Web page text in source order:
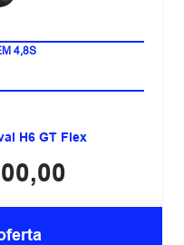
FLEX
H6 GT Flex